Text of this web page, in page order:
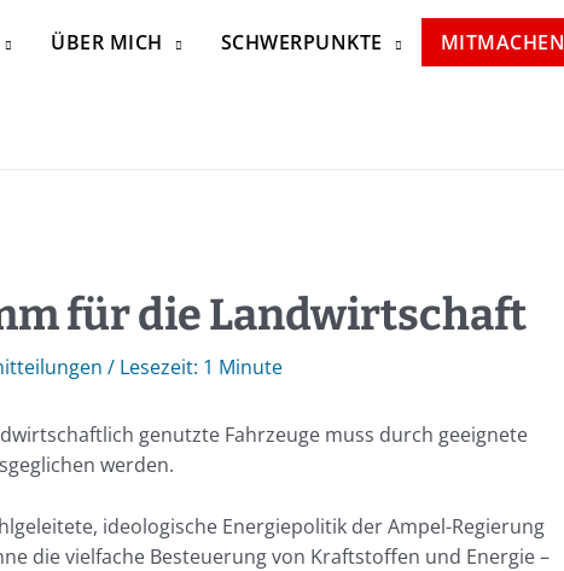
ÜBER MICH SCHWERPUNKTE MITMACHEN
für die Landwirtschaft
/ 1 Minute
genutzte Fahrzeuge muss durch geeignete
werden.
ideologische Energiepolitik der Ampel-Regierung
die vielfache Besteuerung von Kraftstoffen und Energie –